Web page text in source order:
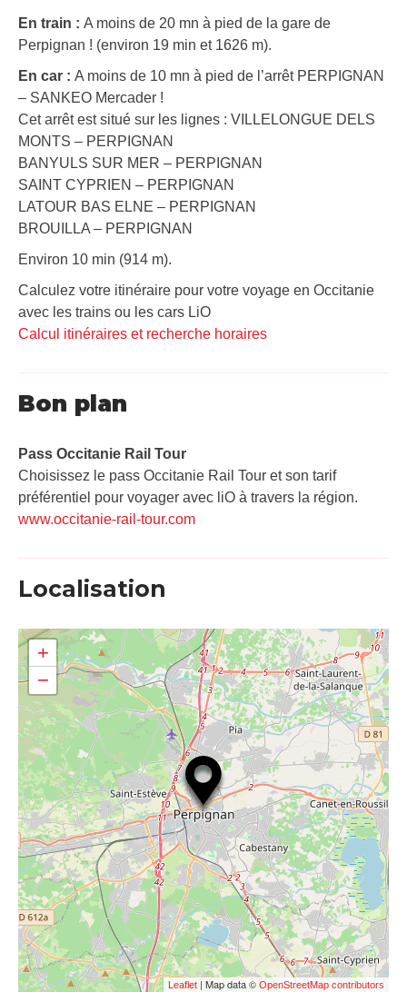
En train : A moins de 20 mn à pied de la gare de
Perpignan ! (environ 19 min et 1626 m).
En car : A moins de 10 mn à pied de l’arrêt PERPIGNAN
– SANKEO Mercader !
Cet arrêt est situé sur les lignes : VILLELONGUE DELS
MONTS – PERPIGNAN
BANYULS SUR MER – PERPIGNAN
SAINT CYPRIEN – PERPIGNAN
LATOUR BAS ELNE – PERPIGNAN
BROUILLA – PERPIGNAN
Environ 10 min (914 m).
Calculez votre itinéraire pour votre voyage en Occitanie
avec les trains ou les cars LiO
Calcul itinéraires et recherche horaires
Bon plan
Pass Occitanie Rail Tour​
Choisissez le pass Occitanie Rail Tour et son tarif
préférentiel pour voyager avec liO à travers la région.
www.occitanie-rail-tour.com
Localisation
+
−
Leaflet | Map data © OpenStreetMap contributors